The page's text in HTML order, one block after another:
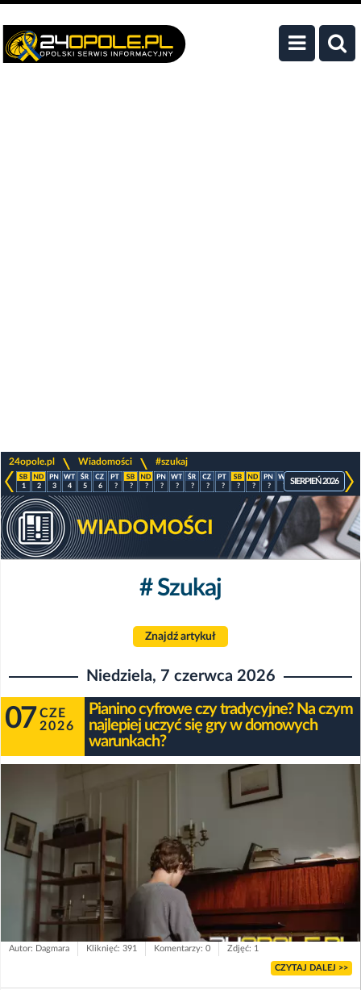
24opole.pl Wiadomości #szukaj
1 2 3 4 5 6 ? ? ? ? ? ? ? ? ? ? ? ? ? ? ?
SIERPIEŃ 2026
# Szukaj
Znajdź artykuł
Niedziela, 7 czerwca 2026
07 CZE
2026
Pianino cyfrowe czy tradycyjne? Na czym
najlepiej uczyć się gry w domowych
warunkach?
Autor: Dagmara Kliknięć: 391 Komentarzy: 0 Zdjęć: 1
CZYTAJ DALEJ >>